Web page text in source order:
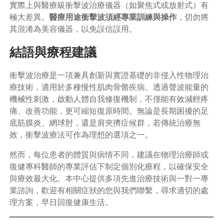
實際上與醫療級衝擊波治療儀器（如聚焦式或放射式）有
極大差異。 醫療用途衝擊波須經專業訓練與操作，切勿將
其混淆為美容儀器，以免誤信誤用。
結語與療程建議
衝擊波治療是一項兼具創新與實證基礎的非侵入性物理治
療技術，適用於多種慢性肌肉骨骼疾病。透過聲波能量的
機械性刺激，啟動人體自我修復機制，不僅能有效減輕疼
痛、改善功能，更可縮短復原時間。無論是長期困擾的足
底筋膜炎、網球肘，還是肩夾擠症候群，若傳統治療無
效，衝擊波療法可作為理想的選項之一。
然而，每位患者的體質與病情不同，建議在物理治療師或
復健專科醫師的專業評估下制定個別化療程，以確保安全
與療效最大化。本中心提供多項先進治療技術與一對一專
業諮詢，歡迎有相關症狀的您與我們聯繫，尋求適切的處
理方案，早日回復健康生活。